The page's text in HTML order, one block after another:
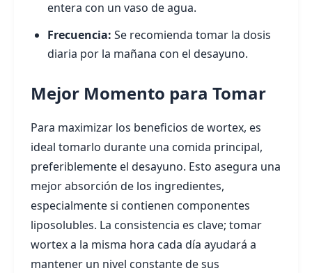
entera con un vaso de agua.
Frecuencia: Se recomienda tomar la dosis
diaria por la mañana con el desayuno.
Mejor Momento para Tomar
Para maximizar los beneficios de wortex, es
ideal tomarlo durante una comida principal,
preferiblemente el desayuno. Esto asegura una
mejor absorción de los ingredientes,
especialmente si contienen componentes
liposolubles. La consistencia es clave; tomar
wortex a la misma hora cada día ayudará a
mantener un nivel constante de sus